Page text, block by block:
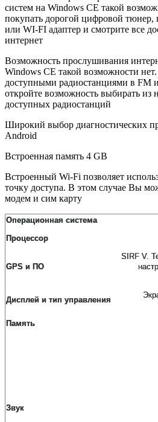
систем на Windows CE такой
покупать дорогой цифровой тюнер,
или WI-FI адаптер и смотрите все
интернет
Возможность прослушивания
Windows CE такой возможности
доступными радиостанциями в FM
откройте возможность выбирать из
доступных радиостанций
Широкий выбор диагностических
Android
Встроенная память 4 GB
Встроенный Wi-Fi позволяет
точку доступа. В этом случае Вы
модем и сим карту
Операционная система
Процессор
GPS и ПО
SIRF V.
Дисплей и тип управления
Память
Звук